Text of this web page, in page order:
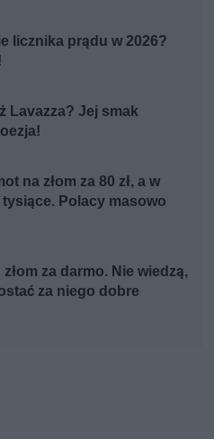
licznika prądu w 2026?
Lavazza? Jej smak
na złom za 80 zł, a w
Polacy masowo
za darmo. Nie wiedzą,
za niego dobre